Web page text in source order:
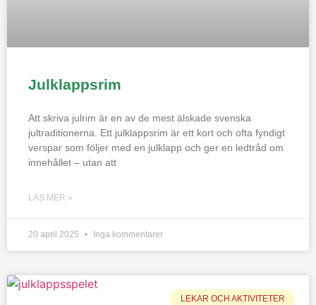
Julklappsrim
Att skriva julrim är en av de mest älskade svenska
jultraditionerna. Ett julklappsrim är ett kort och ofta fyndigt
verspar som följer med en julklapp och ger en ledtråd om
innehållet – utan att
LÄS MER »
20 april 2025 Inga kommentarer
LEKAR OCH AKTIVITETER